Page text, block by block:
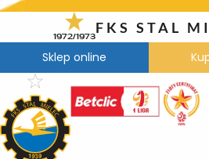
Przejdź
treści
1972/1973
FKS STAL
Sklep online